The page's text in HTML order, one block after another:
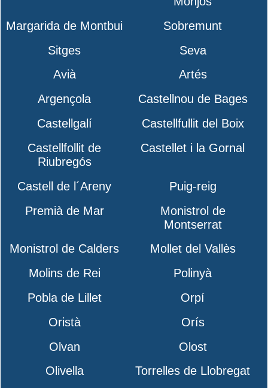
Margarida de Montbui
Sobremunt
Sitges
Seva
Avià
Artés
Argençola
Castellnou de Bages
Castellgalí
Castellfullit del Boix
Castellfollit de
Riubregós
Castellet i la Gornal
Castell de l´Areny
Puig-reig
Premià de Mar
Monistrol de
Montserrat
Monistrol de Calders
Mollet del Vallès
Molins de Rei
Polinyà
Pobla de Lillet
Orpí
Oristà
Orís
Olvan
Olost
Olivella
Torrelles de Llobregat